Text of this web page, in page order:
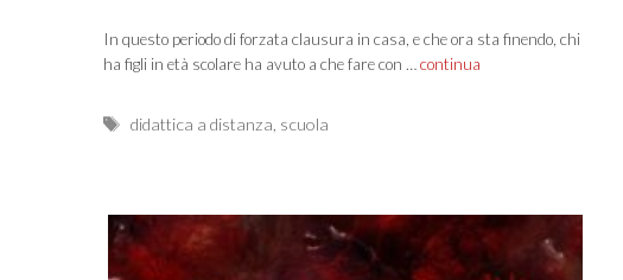
In questo periodo di forzata clausura in casa, e che ora sta finendo, chi
ha figli in età scolare ha avuto a che fare con … continua
Tags
didattica a distanza scuola